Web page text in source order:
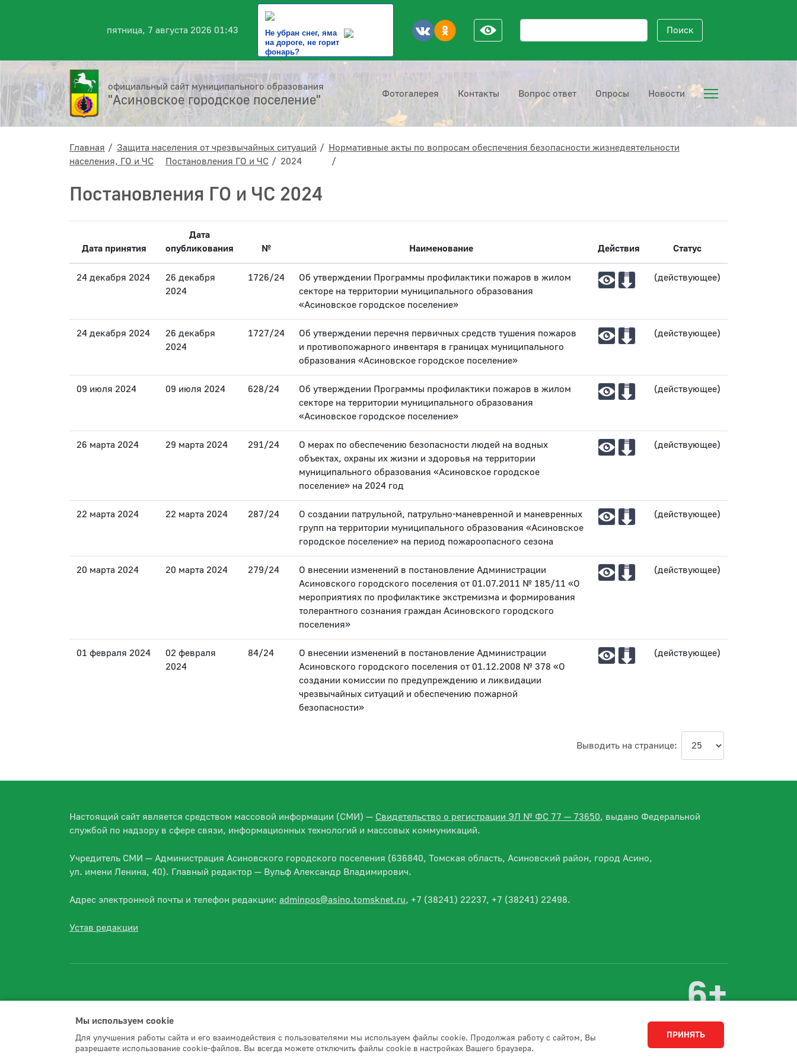
пятница, 7 августа 2026 01:43
Не убран снег, яма
на дороге, не горит
фонарь?
Поисковый запрос Поиск
официальный сайт муниципального образования
"Асиновское городское поселение" Фотогалерея Контакты Вопрос ответ Опросы Новости
Главная Защита населения от чрезвычайных ситуаций
Нормативные акты по вопросам обеспечения безопасности жизнедеятельности
населения, ГО и ЧС
Постановления ГО и ЧС 2024
Постановления ГО и ЧС 2024
Дата принятия
Дата
опубликования
№ Наименование Действия Статус
24 декабря 2024
26 декабря
2024
1726/24
Об утверждении Программы профилактики пожаров в жилом
секторе на территории муниципального образования
«Асиновское городское поселение»
(действующее)
24 декабря 2024
26 декабря
2024
1727/24
Об утверждении перечня первичных средств тушения пожаров
и противопожарного инвентаря в границах муниципального
образования «Асиновское городское поселение»
(действующее)
09 июля 2024 09 июля 2024 628/24
Об утверждении Программы профилактики пожаров в жилом
секторе на территории муниципального образования
«Асиновское городское поселение»
(действующее)
26 марта 2024 29 марта 2024 291/24
О мерах по обеспечению безопасности людей на водных
объектах, охраны их жизни и здоровья на территории
муниципального образования «Асиновское городское
поселение» на 2024 год
(действующее)
22 марта 2024 22 марта 2024 287/24
О создании патрульной, патрульно-маневренной и маневренных
групп на территории муниципального образования «Асиновское
городское поселение» на период пожароопасного сезона
(действующее)
20 марта 2024 20 марта 2024 279/24
О внесении изменений в постановление Администрации
Асиновского городского поселения от 01.07.2011 № 185/11 «О
мероприятиях по профилактике экстремизма и формирования
толерантного сознания граждан Асиновского городского
поселения»
(действующее)
01 февраля 2024
02 февраля
2024
84/24
О внесении изменений в постановление Администрации
Асиновского городского поселения от 01.12.2008 № 378 «О
создании комиссии по предупреждению и ликвидации
чрезвычайных ситуаций и обеспечению пожарной
безопасности»
(действующее)
Выводить на странице:
Настоящий сайт является средством массовой информации (СМИ) — Свидетельство о регистрации ЭЛ № ФС 77 — 73650, выдано Федеральной
службой по надзору в сфере связи, информационных технологий и массовых коммуникаций.
Учредитель СМИ — Администрация Асиновского городского поселения (636840, Томская область, Асиновский район, город Асино,
ул. имени Ленина, 40). Главный редактор — Вульф Александр Владимирович.
Адрес электронной почты и телефон редакции: adminpos@asino.tomsknet.ru, +7 (38241) 22237, +7 (38241) 22498.
Устав редакции
6+
2026 © Асиновское городское поселение Разработка сайта Студия 15
Мы используем сookie
Для улучшения работы сайта и его взаимодействия с пользователями мы используем файлы cookie. Продолжая работу с сайтом, Вы
разрешаете использование cookie-файлов. Вы всегда можете отключить файлы cookie в настройках Вашего браузера.
ПРИНЯТЬ